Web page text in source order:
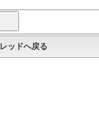
ッドへ戻る